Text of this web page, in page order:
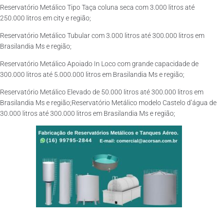
Reservatório Metálico Tipo Taça coluna seca com 3.000 litros até
250.000 litros em city e região;
Reservatório Metálico Tubular com 3.000 litros até 300.000 litros em
Brasilandia Ms e região;
Reservatório Metálico Apoiado In Loco com grande capacidade de
300.000 litros até 5.000.000 litros em Brasilandia Ms e região;
Reservatório Metálico Elevado de 50.000 litros até 300.000 litros em
Brasilandia Ms e região;Reservatório Metálico modelo Castelo d’água de
30.000 litros até 300.000 litros em Brasilandia Ms e região;